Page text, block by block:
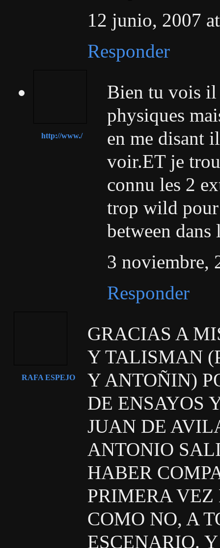
12 junio, 2007
Responder
http://www./
Bien tu vois il
physiques
en me disant
voir.ET je
connu les 2
trop wild
between
3 noviembre,
Responder
RAFA ESPEJO
GRACIAS A
Y TALISMAN
Y ANTOÑIN)
DE ENSAYOS
JUAN DE
ANTONIO
HABER
PRIMERA VEZ
COMO NO, A
ESCENARIO.